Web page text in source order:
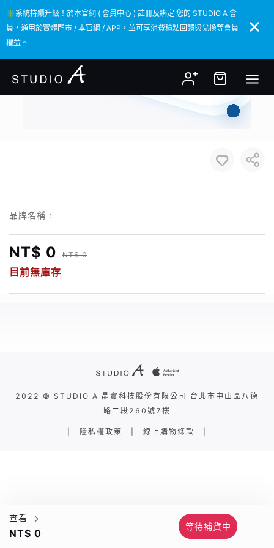
✳️系統持續升級！於本官網 ( 會員中心 ) 註冊及綁定 您的 STUDIO A 會
員，通用於實體門市 / 本官網 / APP，並可享消費積點回饋與兌換等會員
權益。
✳️系統持續升級！於本官網 ( 會員中心 ) 註冊及綁定 您的 STUDIO A 會
員，通用於實體門市 / 本官網 / APP，並可享消費積點回饋與兌換等會員
權益。
品牌名稱 :
NT$ 0 NT$ 0
目前無庫存
查看
NT$ 0
等待補貨中
2022 © STUDIO A 晶實科技股份有限公司 台北市中山區八德
路二段260號7樓
隱私權政策 線上購物條款